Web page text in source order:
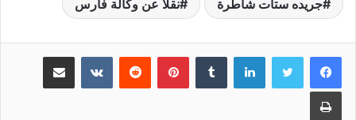
جريده ستات شاطرة نقلا عن وكالة فارس
لينكدإن بينتيريست